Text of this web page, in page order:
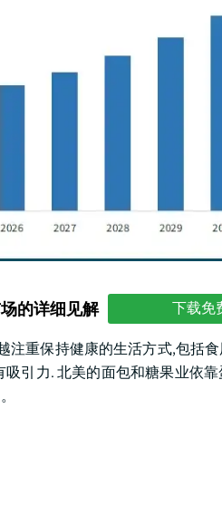
的详细见解 下载免
重保持健康的生活方式,包括
引力. 北美的面包和糖果业依